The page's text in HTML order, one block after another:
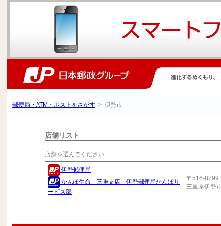
郵便局・ATM・ポストをさがす > 伊勢市
店舗リスト
店舗を選んでください
伊勢郵便局
かんぽ生命 三重支店 伊勢郵便局かんぽサ
ービス部
〒516-8799
三重県伊勢